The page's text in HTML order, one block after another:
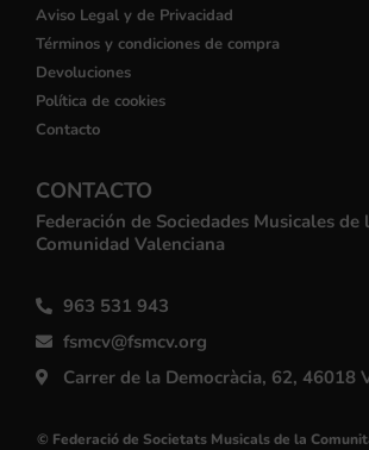
Aviso Legal y de Privacidad
Términos y condiciones de compra
Devoluciones
Política de cookies
Contacto
CONTACTO
Federación de Sociedades Musicales de
Comunidad Valenciana
963 531 943
fsmcv@fsmcv.org
Carrer de la Democràcia, 62, 46018
© Federació de Societats Musicals de la